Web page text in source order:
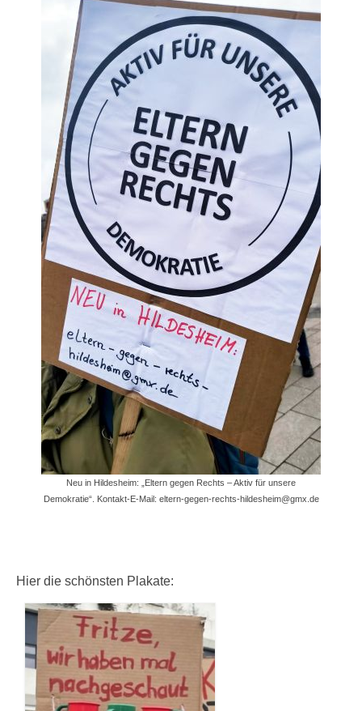
Neu in Hildesheim: „Eltern gegen Rechts – Aktiv für unsere
Demokratie“. Kontakt-E-Mail: eltern-gegen-rechts-hildesheim@gmx.de
Hier die schönsten Plakate: